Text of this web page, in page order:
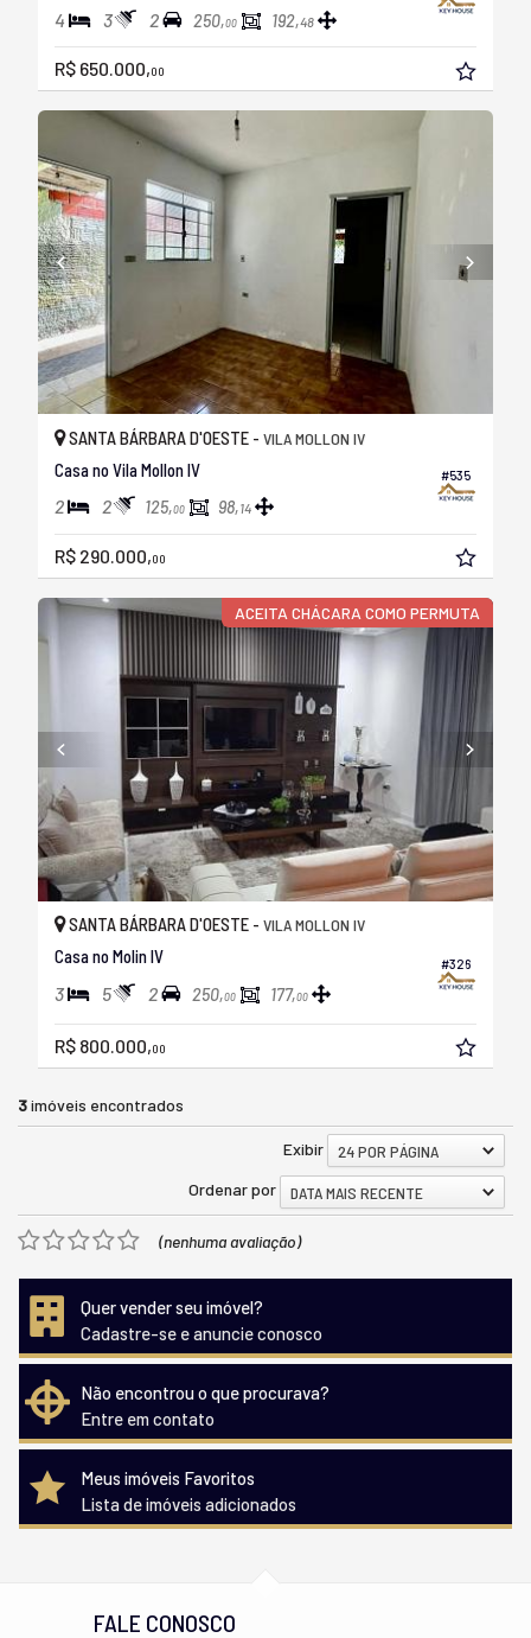
4 3 2 250,00 192,48
R$ 650.000,00
#535
SANTA BÁRBARA D'OESTE - VILA MOLLON IV
Casa no Vila Mollon IV
2 2 125,00 98,14
R$ 290.000,00
ACEITA CHÁCARA COMO PERMUTA
#326
SANTA BÁRBARA D'OESTE - VILA MOLLON IV
Casa no Molin IV
3 5 2 250,00 177,00
R$ 800.000,00
3imóveis encontrados
Exibir
24 POR PÁGINA
Ordenar por
DATA MAIS RECENTE
(nenhuma avaliação)
Quer vender seu imóvel?
Cadastre-se e anuncie conosco
Não encontrou o que procurava?
Entre em contato
Meus imóveis Favoritos
Lista de imóveis adicionados
FALE CONOSCO